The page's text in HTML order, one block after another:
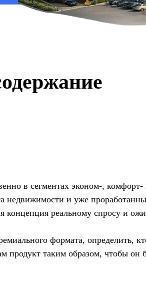
в сегментах эконом-,
недвижимости и уже
концепция реальному спросу и
формата, определить,
продукт таким образом, чтобы он